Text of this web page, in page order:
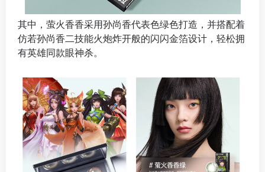
其中，萤火香香采用孙尚香代表色绿色打造，并搭配着
仿若孙尚香二技能火炮炸开般的闪闪金箔设计，轻松拥
有英雄同款眼神杀。